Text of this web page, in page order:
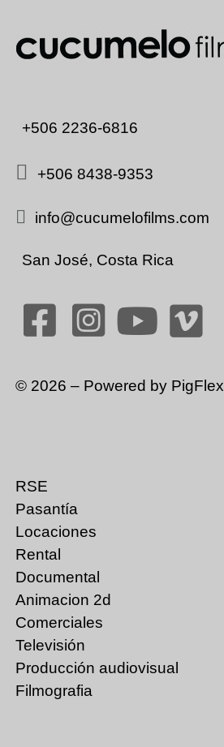
+506 2236-6816
+506 8438-9353
info@cucumelofilms.com
San José, Costa Rica
© 2026 – Powered by PigFlex
RSE
Pasantía
Locaciones
Rental
Documental
Animacion 2d
Comerciales
Televisión
Producción audiovisual
Filmografia